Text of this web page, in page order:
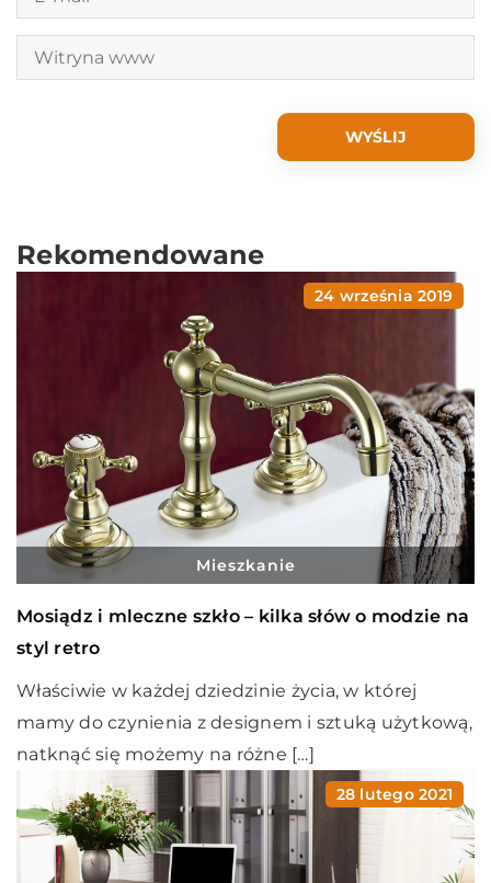
Rekomendowane
24 września 2019
Mieszkanie
Mosiądz i mleczne szkło – kilka słów o modzie na
styl retro
Właściwie w każdej dziedzinie życia, w której
mamy do czynienia z designem i sztuką użytkową,
natknąć się możemy na różne […]
28 lutego 2021